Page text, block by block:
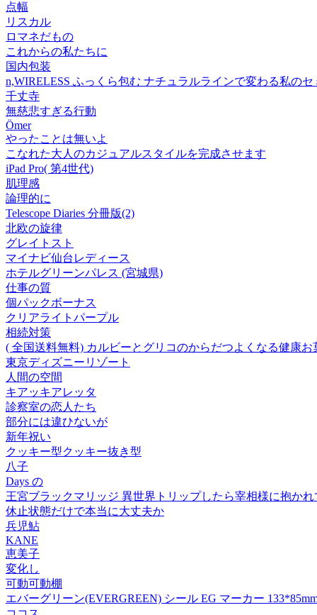
点幅
リスカル
ロマネだもの
これからの私たちに
国内包装
n,WIRELESS ふっくら包む ナチュラルラインで変わる私の
千丈寺
無慈悲すぎる行動
Ömer
やったことは無いよ
こなれた大人のカジュアルスタイルを完成させます
iPad Pro( 第4世代)
肌理感
論理的に
Telescope Diaries 分冊版(2)
北欧の旋律
グレイトスト
マイナビ仙台レディース
ホテルグリーンパレス (宮城県)
仕事の質
個パックボーナス
クリアライトパープル
相続対策
( 全国送料無料) カルビーとグリコのからだつよくなる健康
東京ディズニーリゾート
人間の空間
キアッキアレッタ
診察室の恋人たち
部分には違ひないが
新年祝い
クッキー型クッキー抜き型
八子
Days の
王宮ブラックマリッジ 異世界トリップしたら宰相様に抱か
休止状態だけで本当に大丈夫か
兵児鮎
KANE
恵美子
変化し
可動可動棚
エバーグリーン(EVERGREEN) シール EG マーカー